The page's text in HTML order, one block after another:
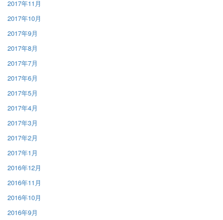
2017年11月
2017年10月
2017年9月
2017年8月
2017年7月
2017年6月
2017年5月
2017年4月
2017年3月
2017年2月
2017年1月
2016年12月
2016年11月
2016年10月
2016年9月